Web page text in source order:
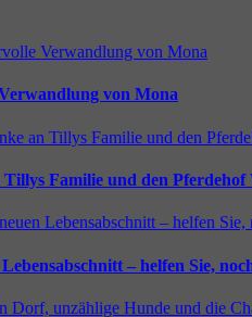
von Mona
Tillys Familie und den
– helfen Sie,